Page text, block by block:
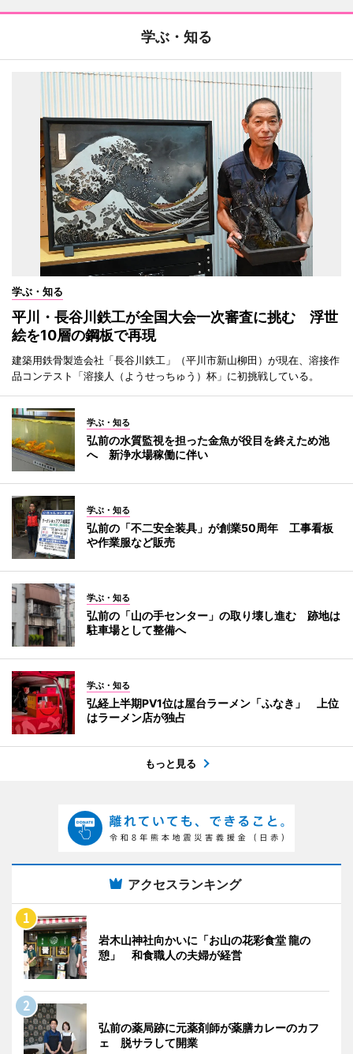
学ぶ・知る
学ぶ・知る
平川・長谷川鉄工が全国大会一次審査に挑む 浮世
絵を10層の鋼板で再現
建築用鉄骨製造会社「長谷川鉄工」（平川市新山柳田）が現在、溶接作
品コンテスト「溶接人（ようせっちゅう）杯」に初挑戦している。
学ぶ・知る
弘前の水質監視を担った金魚が役目を終えため池
へ 新浄水場稼働に伴い
学ぶ・知る
弘前の「不二安全装具」が創業50周年 工事看板
や作業服など販売
学ぶ・知る
弘前の「山の手センター」の取り壊し進む 跡地は
駐車場として整備へ
学ぶ・知る
弘経上半期PV1位は屋台ラーメン「ふなき」 上位
はラーメン店が独占
もっと見る
アクセスランキング
岩木山神社向かいに「お山の花彩食堂 龍の
憩」 和食職人の夫婦が経営
弘前の薬局跡に元薬剤師が薬膳カレーのカフ
ェ 脱サラして開業